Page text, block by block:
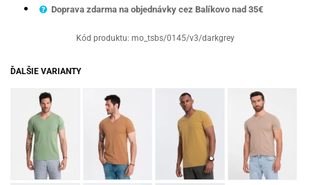
Doprava zdarma na objednávky cez Balíkovo nad 35€
Kód produktu: mo_tsbs/0145/v3/darkgrey
ĎALŠIE VARIANTY